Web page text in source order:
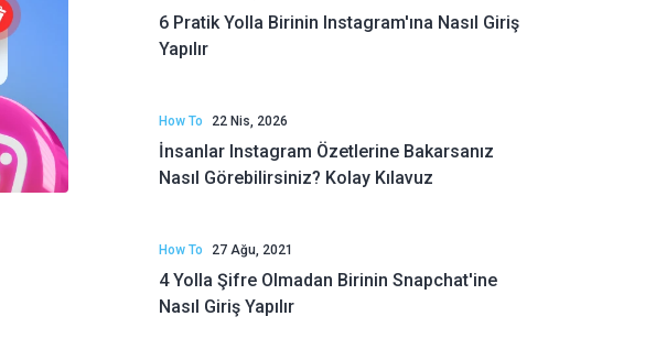
6 Pratik Yolla Birinin Instagram'ına Nasıl Giriş
Yapılır
How To 22 Nis, 2026
İnsanlar Instagram Özetlerine Bakarsanız
Nasıl Görebilirsiniz? Kolay Kılavuz
How To 27 Ağu, 2021
4 Yolla Şifre Olmadan Birinin Snapchat'ine
Nasıl Giriş Yapılır